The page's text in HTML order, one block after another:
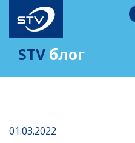
STV блог
01.03.2022